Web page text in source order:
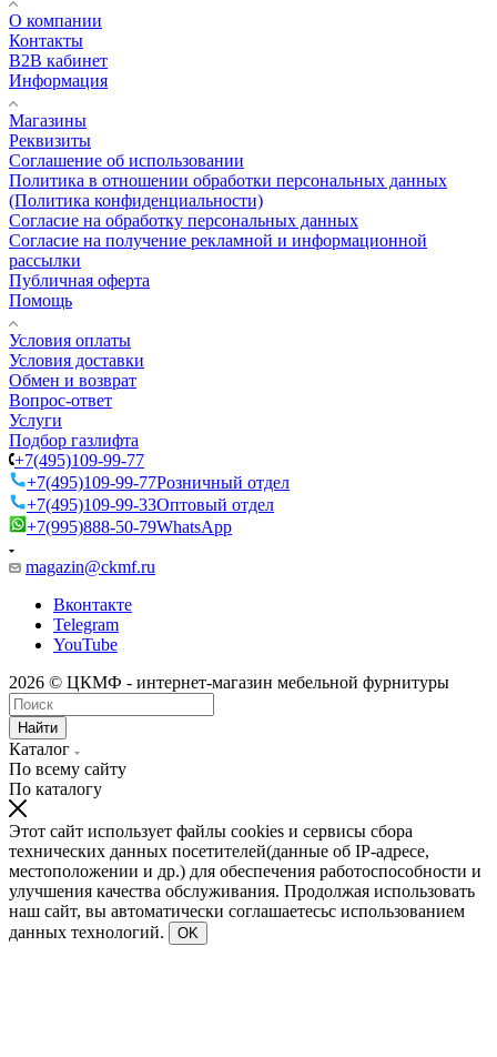
О компании
Контакты
B2B кабинет
Информация
Магазины
Реквизиты
Соглашение об использовании
Политика в отношении обработки персональных данных
(Политика конфиденциальности)
Согласие на обработку персональных данных
Согласие на получение рекламной и информационной
рассылки
Публичная оферта
Помощь
Условия оплаты
Условия доставки
Обмен и возврат
Вопрос-ответ
Услуги
Подбор газлифта
+7(495)109-99-77
+7(495)109-99-77Розничный отдел
+7(495)109-99-33Оптовый отдел
+7(995)888-50-79WhatsApp
magazin@ckmf.ru
Вконтакте
Telegram
YouTube
2026 © ЦКМФ - интернет-магазин мебельной фурнитуры
Найти
Каталог
По всему сайту
По каталогу
Этот сайт использует файлы cookies и сервисы сбора
технических данных посетителей(данные об IP-адресе,
местоположении и др.) для обеспечения работоспособности и
улучшения качества обслуживания. Продолжая использовать
наш сайт, вы автоматически соглашаетесьс использованием
данных технологий.
OK